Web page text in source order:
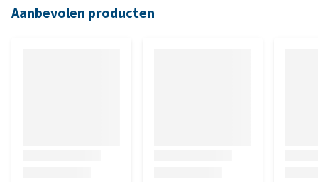
Aanbevolen producten